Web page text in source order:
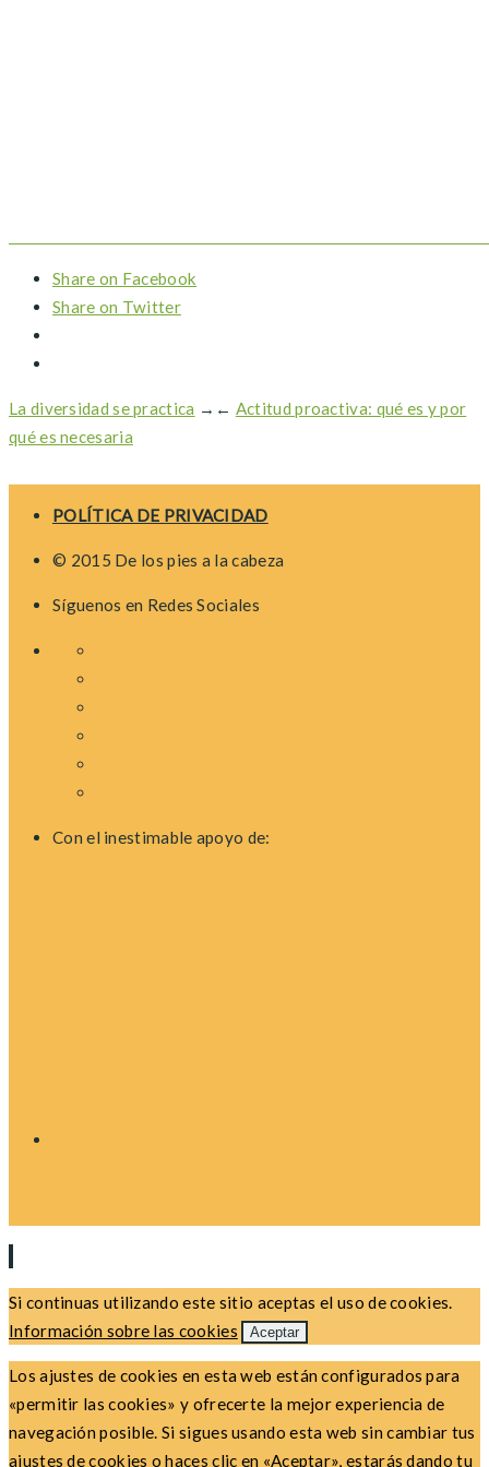
Share on Facebook
Share on Twitter
La diversidad se practica → ← Actitud proactiva: qué es y por
qué es necesaria
POLÍTICA DE PRIVACIDAD
© 2015 De los pies a la cabeza
Síguenos en Redes Sociales
Con el inestimable apoyo de:
Si continuas utilizando este sitio aceptas el uso de cookies.
Información sobre las cookies
Aceptar
Los ajustes de cookies en esta web están configurados para
«permitir las cookies» y ofrecerte la mejor experiencia de
navegación posible. Si sigues usando esta web sin cambiar tus
ajustes de cookies o haces clic en «Aceptar», estarás dando tu